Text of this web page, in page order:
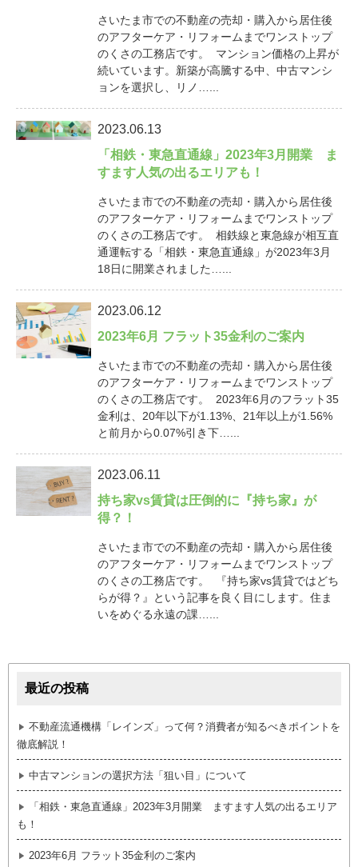
さいたま市での不動産の売却・購入から居住後
のアフターケア・リフォームまでワンストップ
のくさの工務店です。 マンション価格の上昇が
続いています。新築が高騰する中、中古マンシ
ョンを選択し、リノ…...
2023.06.13
「相鉄・東急直通線」2023年3月開業 ま
すます人気の出るエリアも！
さいたま市での不動産の売却・購入から居住後
のアフターケア・リフォームまでワンストップ
のくさの工務店です。 相鉄線と東急線が相互直
通運転する「相鉄・東急直通線」が2023年3月
18日に開業されました…...
2023.06.12
2023年6月 フラット35金利のご案内
さいたま市での不動産の売却・購入から居住後
のアフターケア・リフォームまでワンストップ
のくさの工務店です。 2023年6月のフラット35
金利は、20年以下が1.13%、21年以上が1.56%
と前月から0.07%引き下…...
2023.06.11
持ち家vs賃貸は圧倒的に『持ち家』が
得？！
さいたま市での不動産の売却・購入から居住後
のアフターケア・リフォームまでワンストップ
のくさの工務店です。 『持ち家vs賃貸ではどち
らが得？』という記事を良く目にします。住ま
いをめぐる永遠の課…...
最近の投稿
不動産流通機構「レインズ」って何？消費者が知るべきポイントを
徹底解説！
中古マンションの選択方法「狙い目」について
「相鉄・東急直通線」2023年3月開業 ますます人気の出るエリア
も！
2023年6月 フラット35金利のご案内